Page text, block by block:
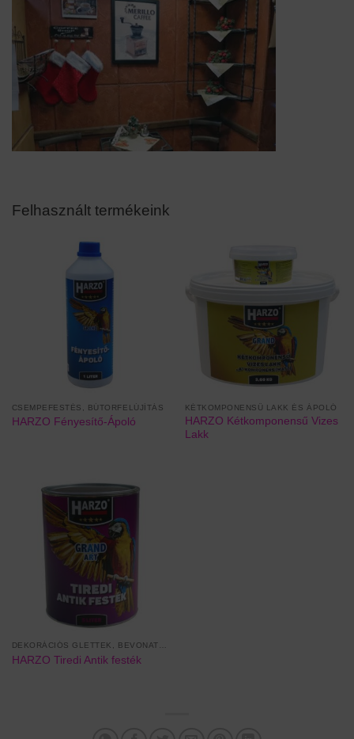
Felhasznált termékeink
CSEMPEFESTÉS, BÚTORFELÚJÍTÁS
HARZO Fényesítő-Ápoló
KÉTKOMPONENSŰ LAKK ÉS ÁPOLÓ
HARZO Kétkomponensű Vizes
Lakk
HARZO Tiredi Antik festék